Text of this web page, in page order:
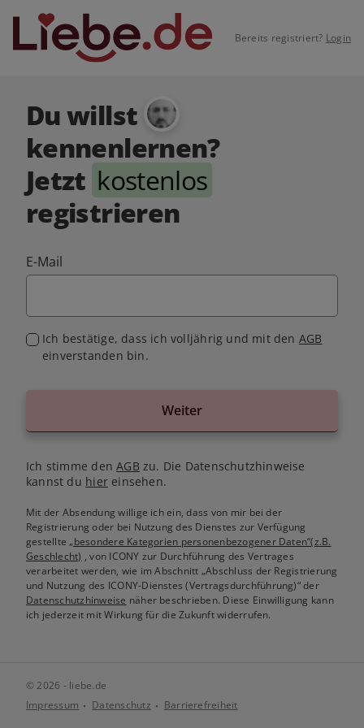
Bereits registriert? Login
Du willst
kennenlernen?
Jetzt kostenlos
registrieren
E-Mail
Ich bestätige, dass ich volljährig und mit den AGB
einverstanden bin.
Weiter
Ich stimme denAGB zu. Die Datenschutzhinweise
kannst du hiereinsehen.
Mit der Absendung willige ich ein, dass von mir bei der
Registrierung oder bei Nutzung des Dienstes zur Verfügung
gestellte„besondere Kategorien personenbezogener Daten“(z.B.
Geschlecht) , von ICONY zur Durchführung des Vertrages
verarbeitet werden, wie im Abschnitt „Abschluss der Registrierung
und Nutzung des ICONY-Dienstes (Vertragsdurchführung)“ der
Datenschutzhinweise näher beschrieben. Diese Einwilligung kann
ich jederzeit mit Wirkung für die Zukunft widerrufen.
© 2026 - liebe.de
Impressum
Datenschutz Barrierefreiheit